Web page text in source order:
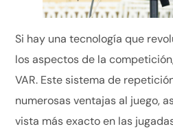
Si hay una tecnología que
los aspectos de la
VAR. Este sistema de
numerosas ventajas al juego,
vista más exacto en las